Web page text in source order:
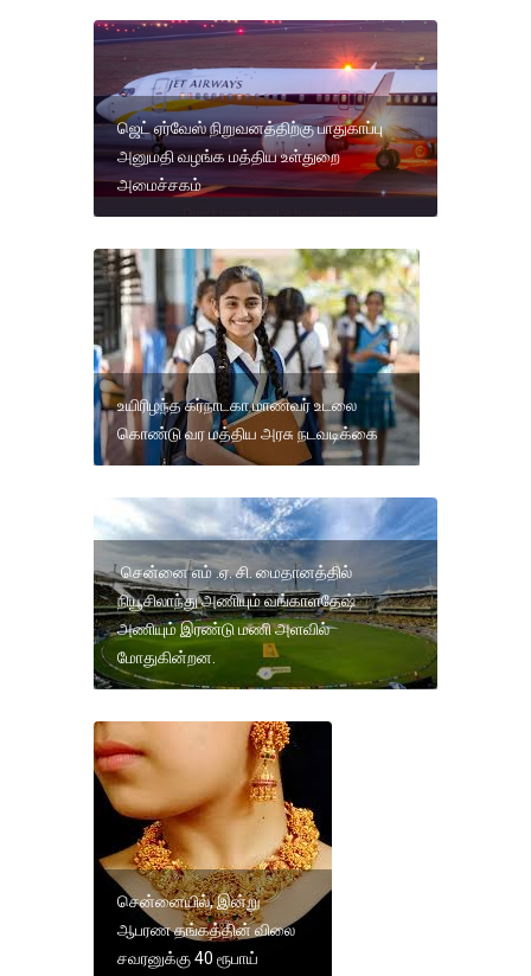
ஜெட் ஏர்வேஸ் நிறுவனத்திற்கு பாதுகாப்பு
அனுமதி வழங்க மத்திய உள்துறை
அமைச்சகம்
உயிரிழந்த கர்நாடகா மாணவர் உடலை
கொண்டு வர மத்திய அரசு நடவடிக்கை
சென்னை எம் .ஏ. சி. மைதானத்தில்
நியூசிலாந்து அணியும் வங்காளதேஷ்
அணியும் இரண்டு மணி அளவில்
மோதுகின்றன.
சென்னையில், இன்று
ஆபரண தங்கத்தின் விலை
சவரனுக்கு 40 ரூபாய்